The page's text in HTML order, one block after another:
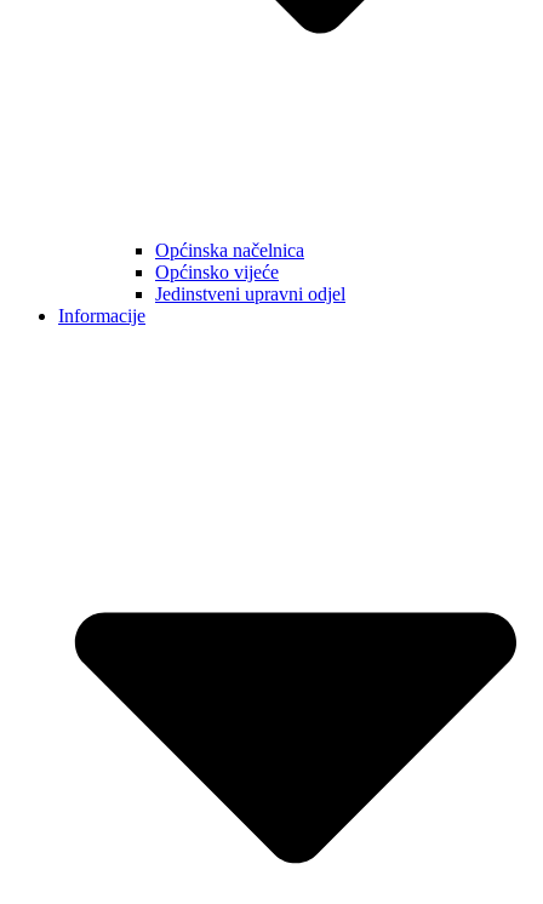
Općinska načelnica
Općinsko vijeće
Jedinstveni upravni odjel
Informacije